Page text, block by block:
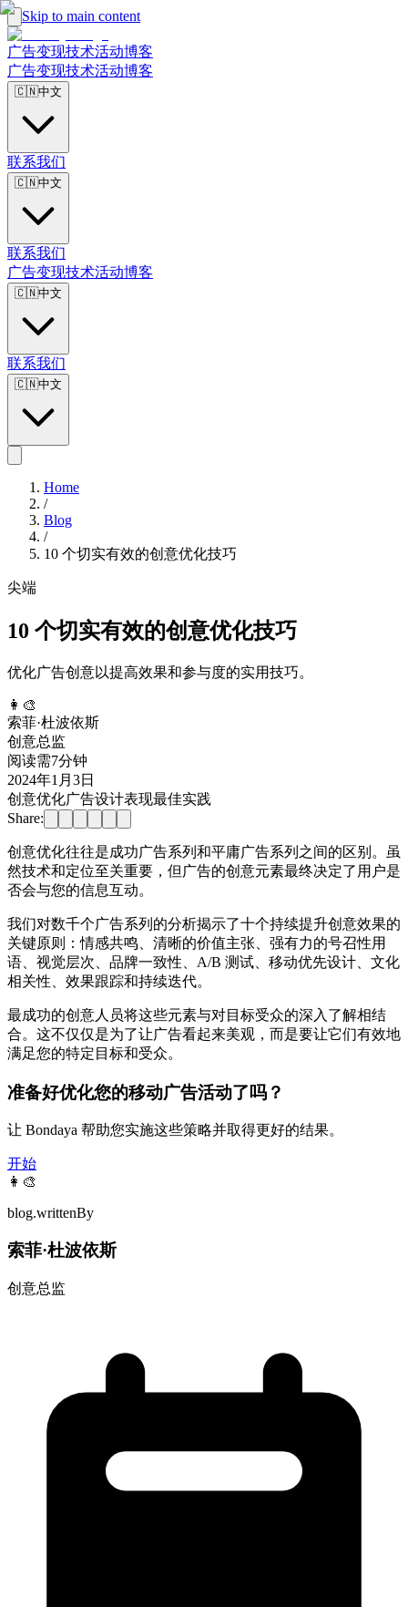
Skip to main content
广告变现技术活动博客
广告变现技术活动博客
🇨🇳中文
联系我们
🇨🇳中文
联系我们
广告变现技术活动博客
🇨🇳中文
联系我们
🇨🇳中文
Home
/
Blog
/
10 个切实有效的创意优化技巧
尖端
10 个切实有效的创意优化技巧
优化广告创意以提高效果和参与度的实用技巧。
👩‍🎨
索菲·杜波依斯
创意总监
阅读需7分钟
2024年1月3日
创意优化广告设计表现最佳实践
Share:
创意优化往往是成功广告系列和平庸广告系列之间的区别。虽
然技术和定位至关重要，但广告的创意元素最终决定了用户是
否会与您的信息互动。
我们对数千个广告系列的分析揭示了十个持续提升创意效果的
关键原则：情感共鸣、清晰的价值主张、强有力的号召性用
语、视觉层次、品牌一致性、A/B 测试、移动优先设计、文化
相关性、效果跟踪和持续迭代。
最成功的创意人员将这些元素与对目标受众的深入了解相结
合。这不仅仅是为了让广告看起来美观，而是要让它们有效地
满足您的特定目标和受众。
准备好优化您的移动广告活动了吗？
让 Bondaya 帮助您实施这些策略并取得更好的结果。
开始
👩‍🎨
blog.writtenBy
索菲·杜波依斯
创意总监